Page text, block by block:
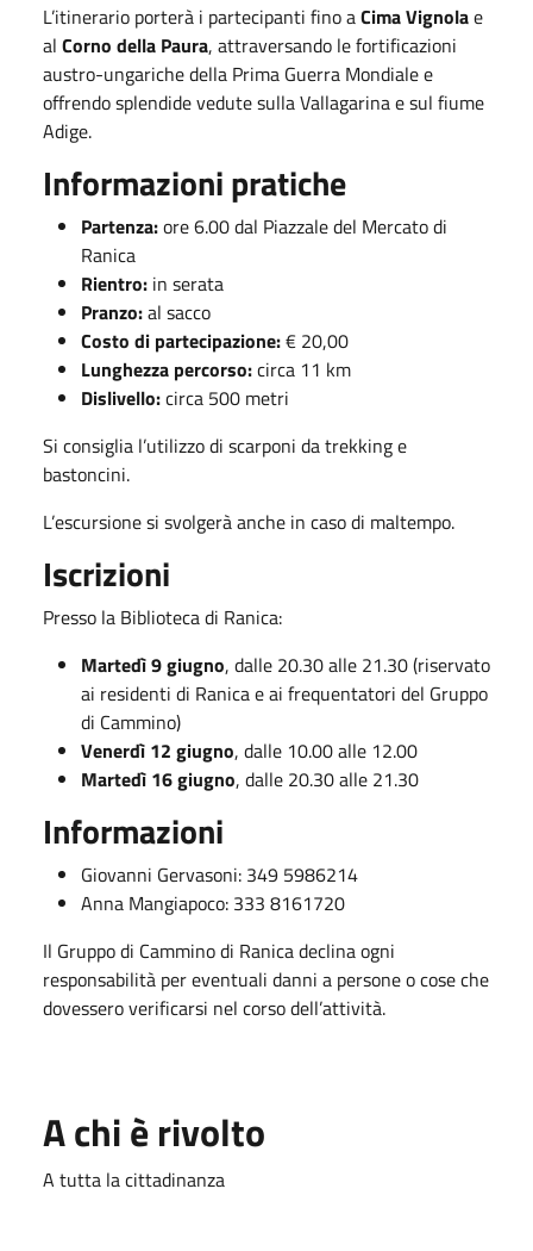
L’itinerario porterà i partecipanti fino aCima Vignolae
al Corno della Paura, attraversando le fortificazioni
austro-ungariche della Prima Guerra Mondiale e
offrendo splendide vedute sulla Vallagarina e sul fiume
Adige.
Informazioni pratiche
Partenza:ore 6.00 dal Piazzale del Mercato di
Ranica
Rientro: in serata
Pranzo:al sacco
Costo di partecipazione:€ 20,00
Lunghezza percorso:circa 11 km
Dislivello:circa 500 metri
Si consiglia l’utilizzo di scarponi da trekking e
bastoncini.
L’escursione si svolgerà anche in caso di maltempo.
Iscrizioni
Presso la Biblioteca di Ranica:
Martedì 9 giugno, dalle 20.30 alle 21.30 (riservato
ai residenti di Ranica e ai frequentatori del Gruppo
di Cammino)
Venerdì 12 giugno, dalle 10.00 alle 12.00
Martedì 16 giugno, dalle 20.30 alle 21.30
Informazioni
Giovanni Gervasoni: 349 5986214
Anna Mangiapoco: 333 8161720
Il Gruppo di Cammino di Ranica declina ogni
responsabilità per eventuali danni a persone o cose che
dovessero verificarsi nel corso dell’attività.
A chi è rivolto
A tutta la cittadinanza